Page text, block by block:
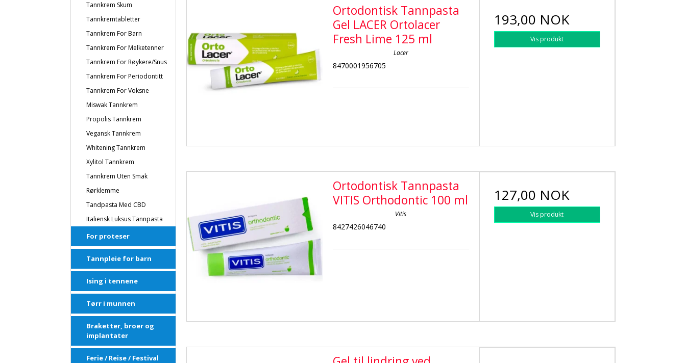
Tannkrem Skum
Tannkremtabletter
Tannkrem For Barn
Tannkrem For Melketenner
Tannkrem For Røykere/snus
Tannkrem For Periodontitt
Tannkrem For Voksne
Miswak Tannkrem
Propolis Tannkrem
Vegansk Tannkrem
Whitening Tannkrem
Xylitol Tannkrem
Tannkrem Uten Smak
Rørklemme
Tandpasta Med CBD
Italiensk Luksus Tannpasta
For proteser
Tannpleie for barn
Ising i tennene
Tørr i munnen
Braketter, broer og
implantater
Ferie / Reise / Festival
Ortodontisk Tannpasta
Gel LACER Ortolacer
Fresh Lime 125 ml
Lacer
8470001956705
193,00 NOK
Vis produkt
Ortodontisk Tannpasta
VITIS Orthodontic 100 ml
Vitis
8427426046740
127,00 NOK
Vis produkt